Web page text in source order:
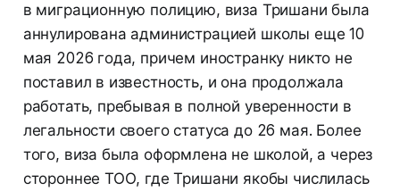
в миграционную полицию, виза Тришани была
аннулирована администрацией школы еще 10
мая 2026 года, причем иностранку никто не
поставил в известность, и она продолжала
работать, пребывая в полной уверенности в
легальности своего статуса до 26 мая. Более
того, виза была оформлена не школой, а через
стороннее ТОО, где Тришани якобы числилась